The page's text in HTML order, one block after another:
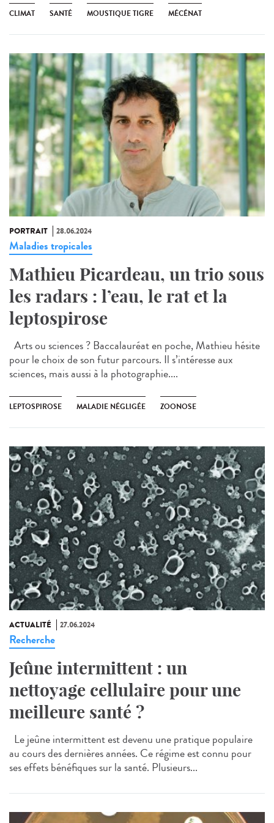
CLIMAT SANTÉ MOUSTIQUE TIGRE MÉCÉNAT
PORTRAIT 28.06.2024
Maladies tropicales
Mathieu Picardeau, un trio sous
les radars : l’eau, le rat et la
leptospirose
Arts ou sciences ? Baccalauréat en poche, Mathieu hésite
pour le choix de son futur parcours. Il s’intéresse aux
sciences, mais aussi à la photographie....
LEPTOSPIROSE MALADIE NÉGLIGÉE ZOONOSE
ACTUALITÉ 27.06.2024
Recherche
Jeûne intermittent : un
nettoyage cellulaire pour une
meilleure santé ?
Le jeûne intermittent est devenu une pratique populaire
au cours des dernières années. Ce régime est connu pour
ses effets bénéfiques sur la santé. Plusieurs...